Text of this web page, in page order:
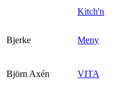
Kitch'n
Bjerke Meny
Björn Axén VITA